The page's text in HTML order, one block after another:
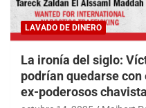
LAVADO DE DINERO
La ironía del siglo:
podrían quedarse
ex-poderosos